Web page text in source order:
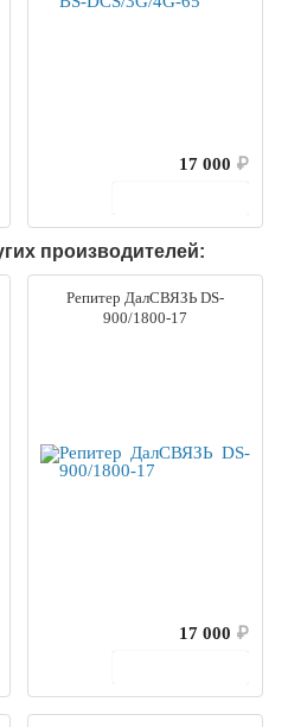
17 000 ₽
производителей:
Репитер ДалСВЯЗЬ DS-
900/1800-17
17 000 ₽